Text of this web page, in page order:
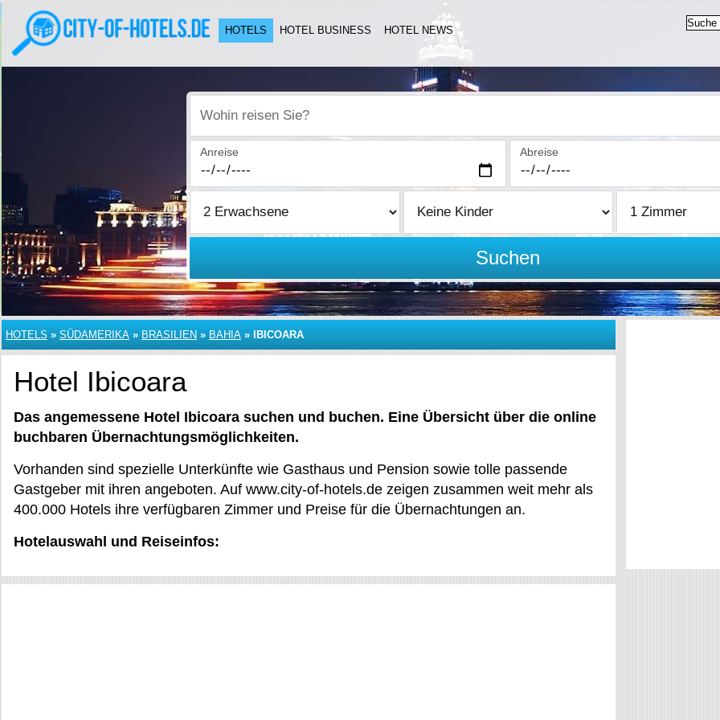
HOTELS HOTEL BUSINESS HOTEL NEWS
Wohin reisen Sie?
Anreise Abreise
Suchen
HOTELS » SÜDAMERIKA » BRASILIEN » BAHIA » IBICOARA
Hotel Ibicoara
Das angemessene Hotel Ibicoara suchen und buchen. Eine Übersicht über die online
buchbaren Übernachtungsmöglichkeiten.
Vorhanden sind spezielle Unterkünfte wie Gasthaus und Pension sowie tolle passende
Gastgeber mit ihren angeboten. Auf www.city-of-hotels.de zeigen zusammen weit mehr als
400.000 Hotels ihre verfügbaren Zimmer und Preise für die Übernachtungen an.
Hotelauswahl und Reiseinfos: